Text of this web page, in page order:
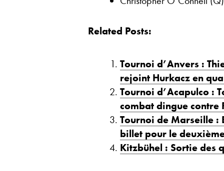
Related Posts:
Tournoi d’Anvers :
rejoint Hurkacz en
Tournoi d’Acapulco :
combat dingue contre
Tournoi de Marseille :
billet pour le
Kitzbühel : Sortie des